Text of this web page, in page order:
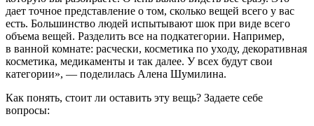
дает точное представление о том, сколько вещей всего у вас
есть. Большинство людей испытывают шок при виде всего
объема вещей. Разделить все на подкатегории. Например,
в ванной комнате: расчески, косметика по уходу, декоративная
косметика, медикаменты и так далее. У всех будут свои
категории», — поделилась Алена Шумилина.
Как понять, стоит ли оставить эту вещь? Задаете себе
вопросы: